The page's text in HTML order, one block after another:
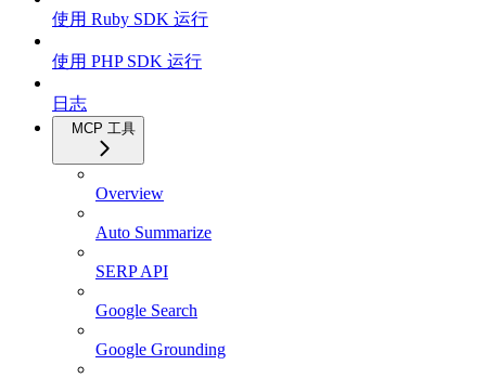
使用 Ruby SDK 运行
使用 PHP SDK 运行
日志
MCP 工具
Overview
Auto Summarize
SERP API
Google Search
Google Grounding